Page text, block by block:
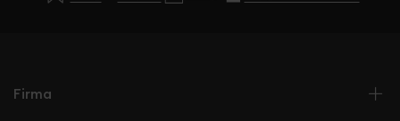
Firma